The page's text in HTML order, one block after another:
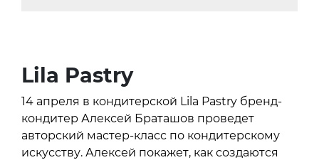
Lila Pastry
14 апреля в кондитерской Lila Pastry бренд-
кондитер Алексей Браташов проведет
авторский мастер-класс по кондитерскому
искусству. Алексей покажет, как создаются